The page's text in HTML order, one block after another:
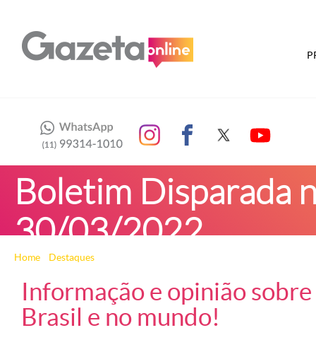
Boletim Disparada
30/03/2022
Home Destaques
Informação e opinião
Brasil e no mundo!